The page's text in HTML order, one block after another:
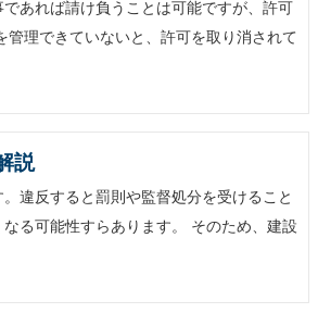
あれば請け負うことは可能ですが、許可
理できていないと、許可を取り消されて
説
違反すると罰則や監督処分を受けること
る可能性すらあります。 そのため、建設